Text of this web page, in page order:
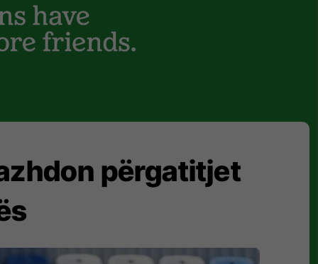
përgatitjet